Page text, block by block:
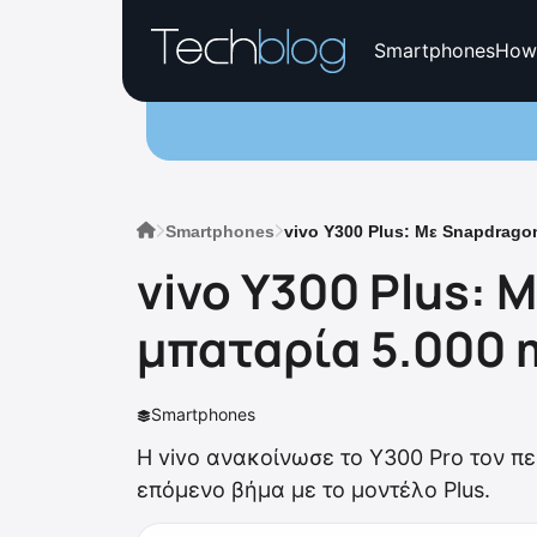
Smartphones
Smartphones vivo Y300 Plus: Με
vivo Y300 Plus:
μπαταρία 5.000
Smartphones
Η vivo ανακοίνωσε το Y300 Pro τον
επόμενο βήμα με το μοντέλο Plus.